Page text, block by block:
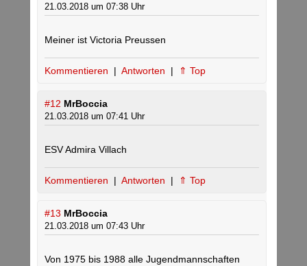
21.03.2018 um 07:38 Uhr
Meiner ist Victoria Preussen
Kommentieren | Antworten | ⇑ Top
#12 MrBoccia
21.03.2018 um 07:41 Uhr
ESV Admira Villach
Kommentieren | Antworten | ⇑ Top
#13 MrBoccia
21.03.2018 um 07:43 Uhr
Von 1975 bis 1988 alle Jugendmannschaften